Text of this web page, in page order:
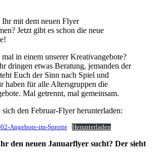
mit dem neuen Flyer
Jetzt gibt es schon die neue
in einem unserer Kreativangebote?
dringen etwas Beratung, jemanden der
Euch der Sinn nach Spiel und
haben für alle Altersgruppen die
Mal getrennt, mal gemeinsam.
den Februar-Flyer herunterladen:
Angebote-im-Sprotte Herunterladen
den neuen Januarflyer sucht? Der sieht